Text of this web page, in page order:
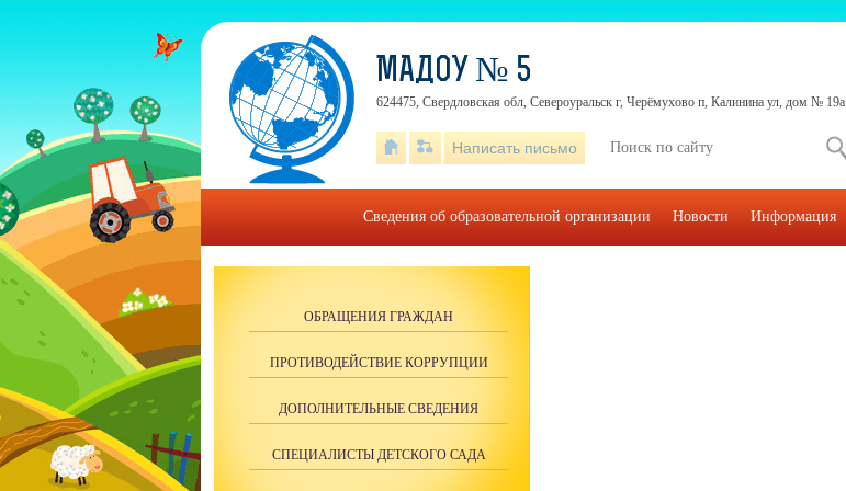
ОБРАЩЕНИЯ ГРАЖДАН
ПРОТИВОДЕЙСТВИЕ КОРРУПЦИИ
ДОПОЛНИТЕЛЬНЫЕ СВЕДЕНИЯ
СПЕЦИАЛИСТЫ ДЕТСКОГО САДА
МАДОУ № 5
624475, Свердловская обл, Североуральск г, Черёмухово п, Калинина ул, дом № 19а
Написать письмо
Сведения об образовательной организации Новости Информация